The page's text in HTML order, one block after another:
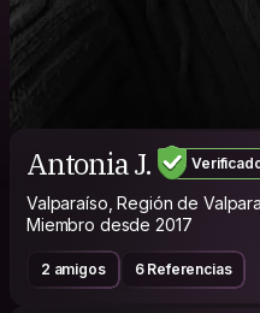
Antonia J.
Valparaíso, Región de
Miembro desde 2017
2 amigos 6 Referencias